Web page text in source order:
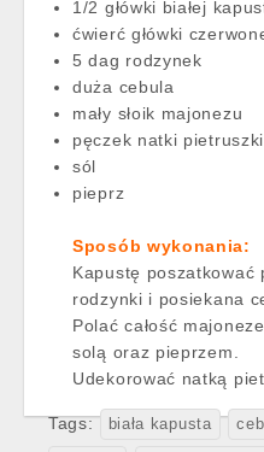
1/2 główki białej
ćwierć główki
5 dag rodzynek
duża cebula
mały słoik majonezu
pęczek natki pietruszki
sól
pieprz
Sposób wykonania:
Kapustę poszatkować
rodzynki i posiekana
Polać całość
solą oraz pieprzem.
Udekorować natką
Tags: biała kapusta